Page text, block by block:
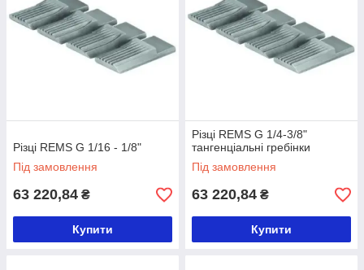
Різці REMS G 1/16 - 1/8"
Під замовлення
63 220,84 ₴
Купити
Різці REMS G 1/4-3/8"
тангенціальні гребінки
Під замовлення
63 220,84 ₴
Купити